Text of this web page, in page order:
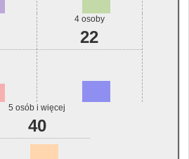
4 osoby
22
5 osób i więcej
40